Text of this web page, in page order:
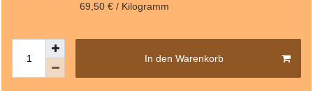
69,50 € / Kilogramm
In den Warenkorb